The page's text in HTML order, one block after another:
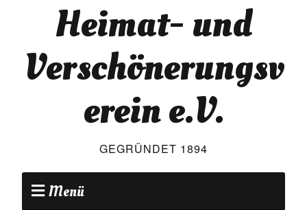
Heimat- und
Verschönerungsv
erein e.V.
GEGRÜNDET 1894
Menü